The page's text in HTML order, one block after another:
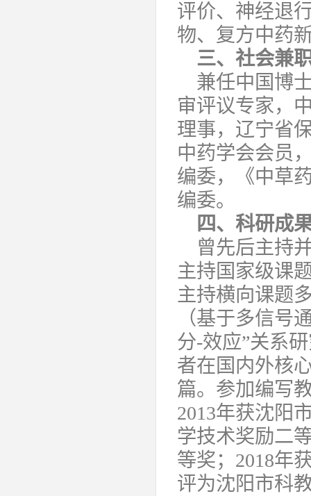
评价、神经退
物、复方中药
三、社会兼
兼任中国博
审评议专家，
理事，辽宁省
中药学会会员
编委，《中草
编委。
四、科研成
曾先后主持
主持国家级课
主持横向课题
（基于多信号
分-效应”关系
者在国内外核
篇。参加编写
2013年获沈阳
学技术奖励二
等奖；2018年
评为沈阳市科